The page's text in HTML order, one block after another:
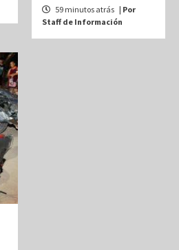
59 minutos atrás | Por
Staff de Información